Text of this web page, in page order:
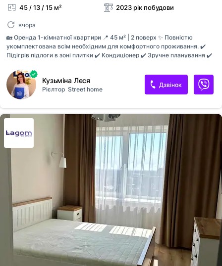
45 / 13 / 15 м²
2023 рік побудови
вчора
🏡 Оренда 1-кімнатної квартири 📍 45 м² | 2 поверх ✨ Повністю
укомплектована всім необхідним для комфортного проживання. ✔️
Підігрів підлоги в зоні плитки ✔️ Кондиціонер ✔️ Зручне планування ✔️
щоб домовитися про перегляд!
Кузьміна Леся
Рієлтор Street home
Дзвінок